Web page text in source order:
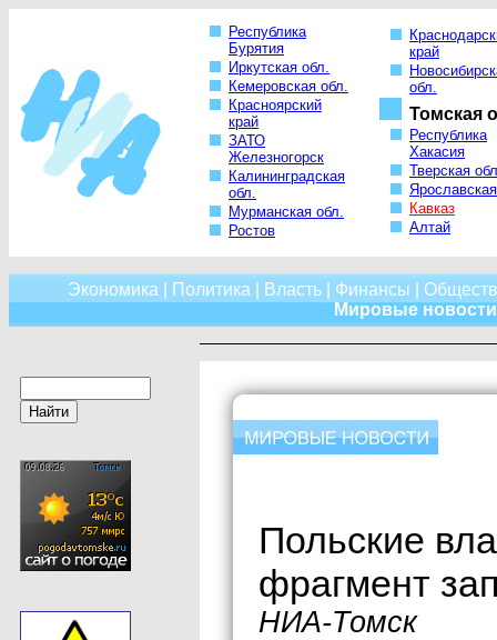
Республика
Бурятия
Иркутская обл.
Кемеровская обл.
Красноярский
край
ЗАТО
Железногорск
Калининградская
обл.
Мурманская обл.
Ростов
край
обл.
Томская
Республика
Хакасия
Тверская
Кавказ
Алтай
Экономика Политика Власть| Финансы
Мировые новости
Польские
фрагмент
НИА-Томск